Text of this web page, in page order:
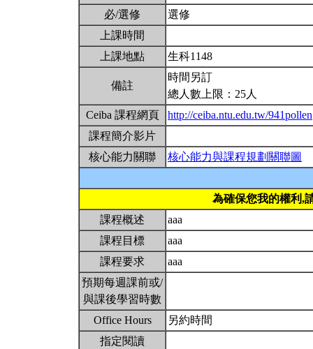
必/選修
選修
上課時間
上課地點
生科1148
備註
時間另訂
總人數上限：25人
Ceiba 課程網頁
http://ceiba.ntu.edu.tw/941pollen
課程簡介影片
核心能力關聯
核心能力與課程規劃關聯圖
為確保您我的權利,
課程概述
aaa
課程目標
aaa
課程要求
aaa
預期每週課前或/
與課後學習時數
Office Hours
另約時間
指定閱讀